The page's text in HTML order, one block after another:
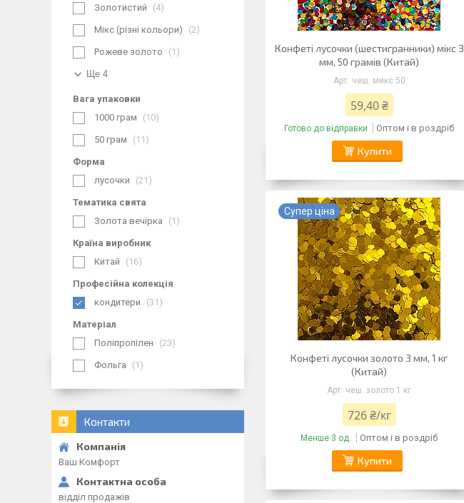
Конфеті лусочки (шестигранники) мікс 3
мм, 50 грамів (Китай)
чеш. микс 50
59,40 ₴
Готово до відправки Оптом і в роздріб
Купити
Супер ціна
Конфеті лусочки золото 3 мм, 1 кг
(Китай)
чеш. золото 1 кг
726 ₴/кг
Менше 3 од. Оптом і в роздріб
Купити
Золотистий 4
Мікс (різні кольори) 2
Рожеве золото 1
Ще 4
Вага упаковки
1000 грам
10
50 грам 11
Форма
лусочки
21
Тематика свята
Золота вечірка
1
Країна виробник
Китай
16
Професійна колекція
кондитери
31
Матеріал
Поліпропілен
23
Фольга 1
Контакти
Ваш Комфорт
відділ продажів